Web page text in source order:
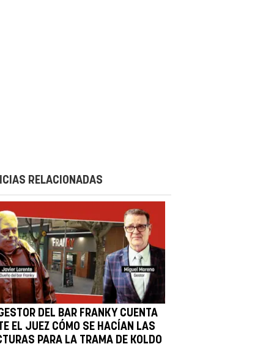
RELACIONADAS
DEL BAR FRANKY CUENTA
EL JUEZ CÓMO SE HACÍAN LAS
PARA LA TRAMA DE KOLDO